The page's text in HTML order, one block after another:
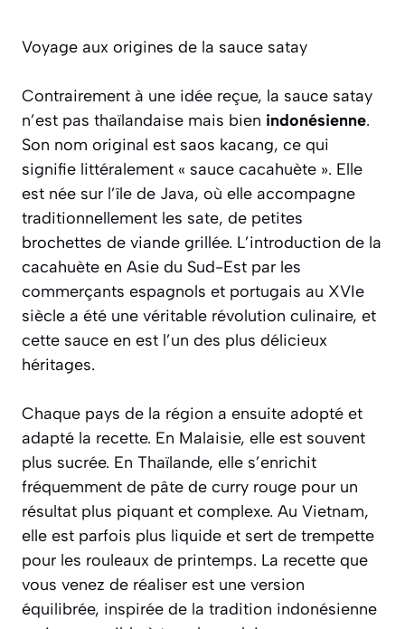
Voyage aux origines de la sauce satay
Contrairement à une idée reçue, la sauce satay
n’est pas thaïlandaise mais bien indonésienne.
Son nom original est saos kacang, ce qui
signifie littéralement « sauce cacahuète ». Elle
est née sur l’île de Java, où elle accompagne
traditionnellement les sate, de petites
brochettes de viande grillée. L’introduction de la
cacahuète en Asie du Sud-Est par les
commerçants espagnols et portugais au XVIe
siècle a été une véritable révolution culinaire, et
cette sauce en est l’un des plus délicieux
héritages.
Chaque pays de la région a ensuite adopté et
adapté la recette. En Malaisie, elle est souvent
plus sucrée. En Thaïlande, elle s’enrichit
fréquemment de pâte de curry rouge pour un
résultat plus piquant et complexe. Au Vietnam,
elle est parfois plus liquide et sert de trempette
pour les rouleaux de printemps. La recette que
vous venez de réaliser est une version
équilibrée, inspirée de la tradition indonésienne